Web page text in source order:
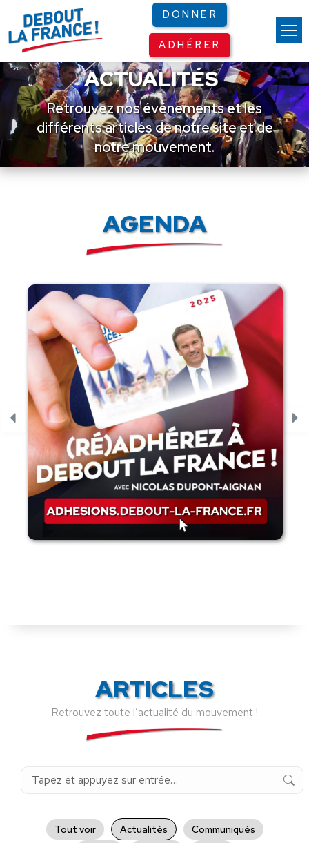
DONNER
ADHÉRER
ACTUALITÉS
Retrouvez nos événements et les
différents articles de notre site et de
notre mouvement.
AGENDA
ARTICLES
Retrouvez toute l’actualité du mouvement !
Recherche
Tout voir Actualités
Communiqués
Panneau de gestion des cookies